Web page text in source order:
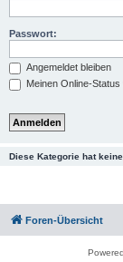
Passwort:
Angemeldet bleiben
Meinen Online-
Diese Kategorie hat keine
Foren-Übersicht